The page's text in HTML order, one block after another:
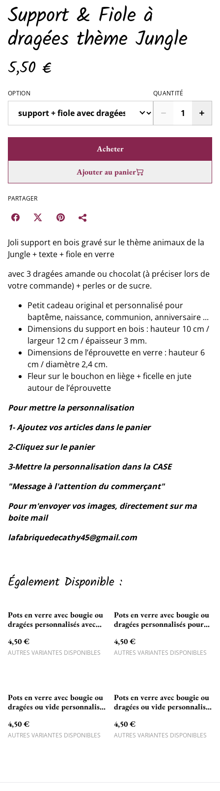
Support & Fiole à
dragées thème Jungle
5,50 €
OPTION QUANTITÉ
Acheter
Ajouter au panier
PARTAGER
Joli support en bois gravé sur le thème animaux de la
Jungle + texte + fiole en verre
avec 3 dragées amande ou chocolat (à préciser lors de
votre commande) + perles or de sucre.
Petit cadeau original et personnalisé pour
baptême, naissance, communion, anniversaire ...
Dimensions du support en bois : hauteur 10 cm /
largeur 12 cm / épaisseur 3 mm.
Dimensions de l’éprouvette en verre : hauteur 6
cm / diamètre 2,4 cm.
Fleur sur le bouchon en liège + ficelle en jute
autour de l’éprouvette
Pour mettre la personnalisation
1- Ajoutez vos articles dans le panier
2-Cliquez sur le panier
3-Mettre la personnalisation dans la CASE
"Message à l'attention du commerçant"
Pour m'envoyer vos images, directement sur ma
boite mail
lafabriquedecathy45@gmail.com
Également Disponible :
Pots en verre avec bougie ou
dragées personnalisés avec
4,50 €
AUTRES VARIANTES DISPONIBLES
Pots en verre avec bougie ou
dragées personnalisés pour
4,50 €
AUTRES VARIANTES DISPONIBLES
Pots en verre avec bougie ou
dragées ou vide personnalisés
pampas(1)
4,50 €
AUTRES VARIANTES DISPONIBLES
Pots en verre avec bougie ou
dragées ou vide personnalisés
4,50 €
AUTRES VARIANTES DISPONIBLES